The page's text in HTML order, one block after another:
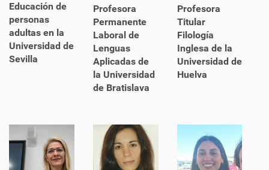
Educación de
personas
adultas en la
Universidad de
Sevilla
Profesora
Permanente
Laboral de
Lenguas
Aplicadas de
la Universidad
de Bratislava
Profesora
Titular
Filología
Inglesa de la
Universidad de
Huelva